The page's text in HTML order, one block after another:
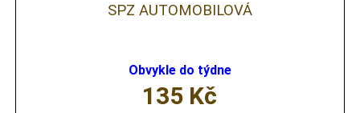
SPZ AUTOMOBILOVÁ
Obvykle do týdne
135 Kč